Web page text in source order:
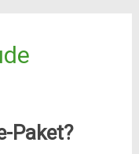
Paket?